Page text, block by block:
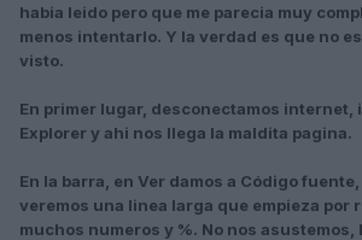
habia leido pero que me parecia muy
menos intentarlo. Y la verdad es que no
visto.
En primer lugar, desconectamos internet,
Explorer y ahi nos llega la maldita pagina.
En la barra, en Ver damos a Código
veremos una linea larga que empieza por
muchos numeros y %. No nos asustemos,